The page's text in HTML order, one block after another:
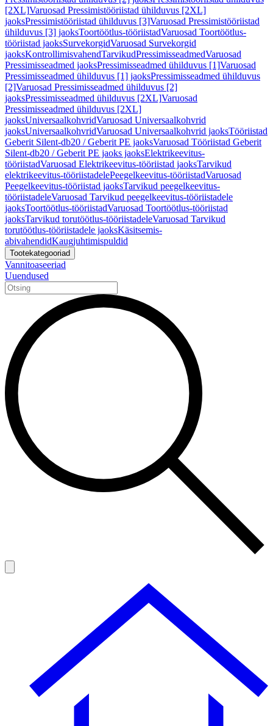
[2XL]Varuosad Pressimistööriistad ühilduvus [2XL]
jaoksPressimistööriistad ühilduvus [3]Varuosad Pressimistööriistad
ühilduvus [3] jaoksToortöötlus-tööriistadVaruosad Toortöötlus-
tööriistad jaoksSurvekorgidVaruosad Survekorgid
jaoksKontrollimisvahendTarvikudPressimisseadmedVaruosad
Pressimisseadmed jaoksPressimisseadmed ühilduvus [1]Varuosad
Pressimisseadmed ühilduvus [1] jaoksPressimisseadmed ühilduvus
[2]Varuosad Pressimisseadmed ühilduvus [2]
jaoksPressimisseadmed ühilduvus [2XL]Varuosad
Pressimisseadmed ühilduvus [2XL]
jaoksUniversaalkohvridVaruosad Universaalkohvrid
jaoksUniversaalkohvridVaruosad Universaalkohvrid jaoksTööriistad
Geberit Silent-db20 / Geberit PE jaoksVaruosad Tööriistad Geberit
Silent-db20 / Geberit PE jaoks jaoksElektrikeevitus-
tööriistadVaruosad Elektrikeevitus-tööriistad jaoksTarvikud
elektrikeevitus-tööriistadelePeegelkeevitus-tööriistadVaruosad
Peegelkeevitus-tööriistad jaoksTarvikud peegelkeevitus-
tööriistadeleVaruosad Tarvikud peegelkeevitus-tööriistadele
jaoksToortöötlus-tööriistadVaruosad Toortöötlus-tööriistad
jaoksTarvikud torutöötlus-tööriistadeleVaruosad Tarvikud
torutöötlus-tööriistadele jaoksKäsitsemis-
abivahendidKaugjuhtimispuldid
Tootekategooriad
Vannitoaseeriad
Uuendused